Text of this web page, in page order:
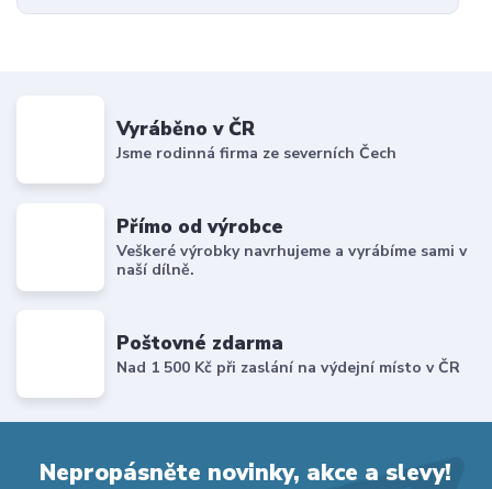
Vyráběno v ČR
Jsme rodinná firma ze severních Čech
Přímo od výrobce
Veškeré výrobky navrhujeme a vyrábíme sami v
naší dílně.
Poštovné zdarma
Nad 1 500 Kč při zaslání na výdejní místo v ČR
Nepropásněte novinky, akce a slevy!